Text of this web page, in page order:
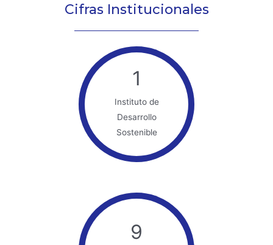
Cifras Institucionales
1
Instituto de
Desarrollo
Sostenible
9